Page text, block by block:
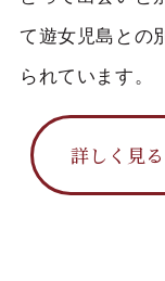
て遊女児島との
られています。
詳しく見る